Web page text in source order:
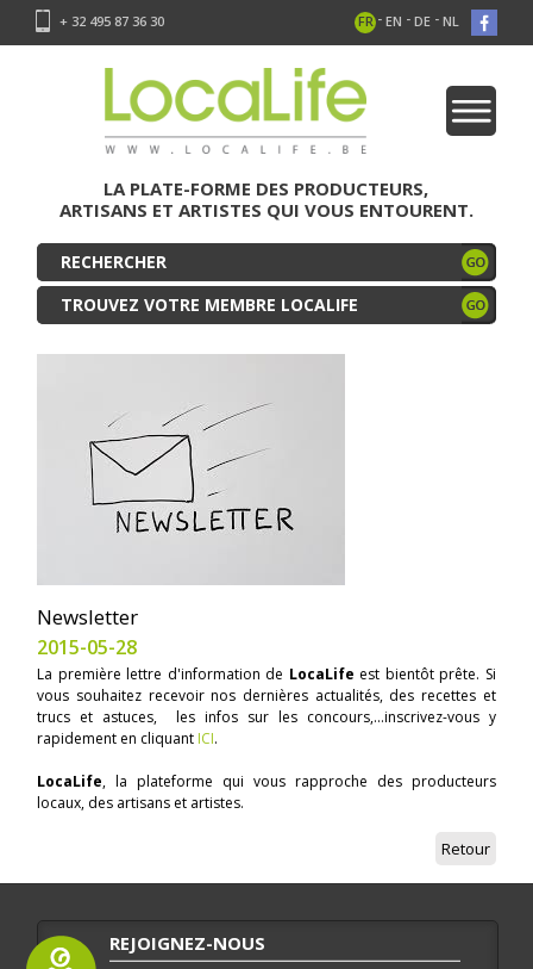
+ 32 495 87 36 30 FR - EN - DE - NL
LA PLATE-FORME DES PRODUCTEURS,
ARTISANS ET ARTISTES QUI VOUS ENTOURENT.
TROUVEZ VOTRE MEMBRE LOCALIFE
Newsletter
2015-05-28
La première lettre d'information de LocaLife est bientôt prête. Si
vous souhaitez recevoir nos dernières actualités, des recettes et
trucs et astuces, les infos sur les concours,...inscrivez-vous y
rapidement en cliquant ICI.
LocaLife, la plateforme qui vous rapproche des producteurs
locaux, des artisans et artistes.
Retour
REJOIGNEZ-NOUS